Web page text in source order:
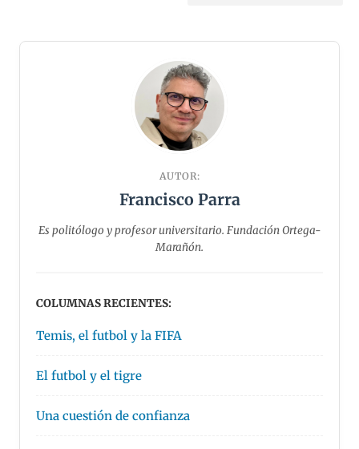
AUTOR:
Francisco Parra
Es politólogo y profesor universitario. Fundación Ortega-
Marañón.
COLUMNAS RECIENTES:
Temis, el futbol y la FIFA
El futbol y el tigre
Una cuestión de confianza